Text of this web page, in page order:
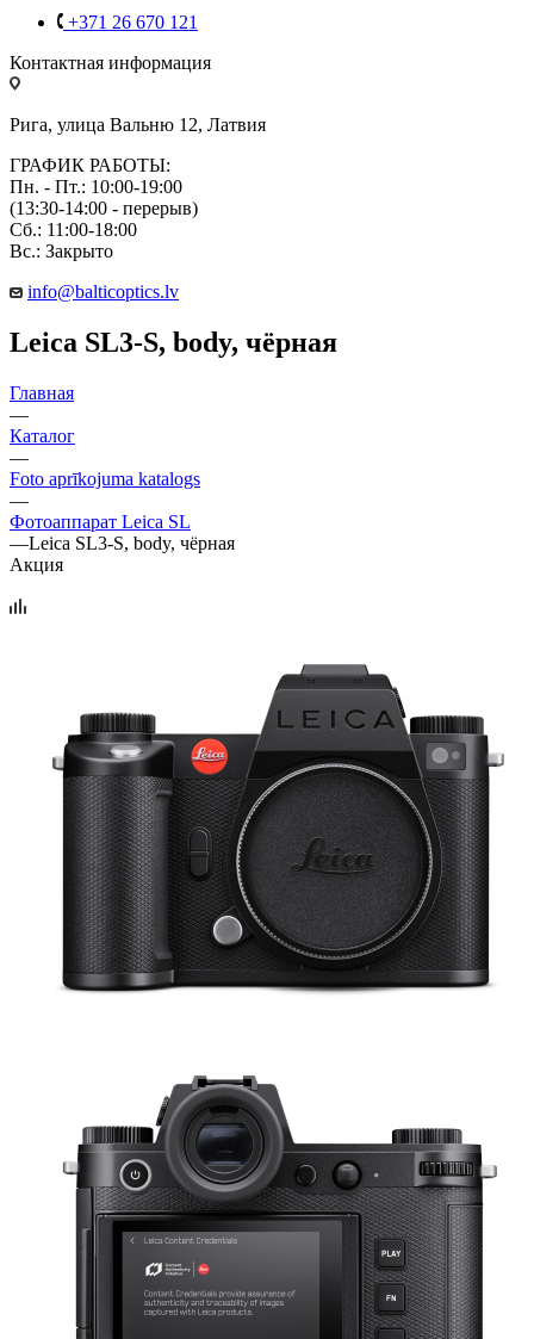
+371 26 670 121
Контактная информация
Рига, улица Вальню 12, Латвия
ГРАФИК РАБОТЫ:
Пн. - Пт.: 10:00-19:00
(13:30-14:00 - перерыв)
Сб.: 11:00-18:00
Вс.: Закрыто
info@balticoptics.lv
Leica SL3-S, body, чёрная
Главная
—
Каталог
—
Foto aprīkojuma katalogs
—
Фотоаппарат Leica SL
—Leica SL3-S, body, чёрная
Акция